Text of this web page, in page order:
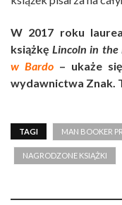
W 2017 roku
książkęLincoln in the
w Bardo – ukaże
wydawnictwa Znak.
TAGI MAN BOOKER
NAGRODZONE KSIĄŻKI